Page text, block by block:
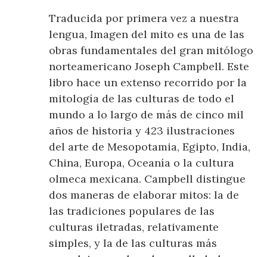
Traducida por primera vez a nuestra
lengua, Imagen del mito es una de las
obras fundamentales del gran mitólogo
norteamericano Joseph Campbell. Este
libro hace un extenso recorrido por la
mitología de las culturas de todo el
mundo a lo largo de más de cinco mil
años de historia y 423 ilustraciones
del arte de Mesopotamia, Egipto, India,
China, Europa, Oceanía o la cultura
olmeca mexicana. Campbell distingue
dos maneras de elaborar mitos: la de
las tradiciones populares de las
culturas iletradas, relativamente
simples, y la de las culturas más